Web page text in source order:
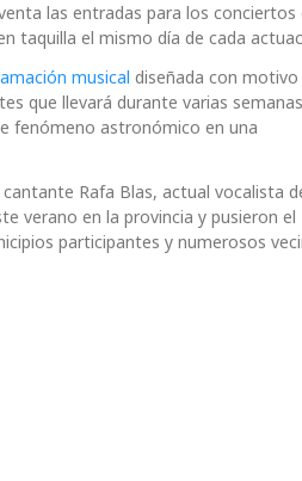
las entradas para los conciertos
taquilla el mismo día de cada
musical diseñada con motivo
que llevará durante varias semanas
fenómeno astronómico en una
Rafa Blas, actual vocalista
verano en la provincia y pusieron el
participantes y numerosos